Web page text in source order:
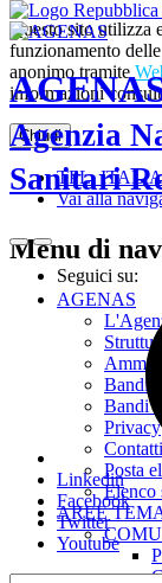
Questo sito utilizza
funzionamento
anonimo tramite
informazioni
Chiudi
Vai alla
Agenzia
Sanitari
Seguici su:
Linkedin
Facebook
Twitter
Youtube
Menu di
AGENAS
Struttura
Bandi
Bandi
Privacy
Contatti
Posta
Elenco
AREE